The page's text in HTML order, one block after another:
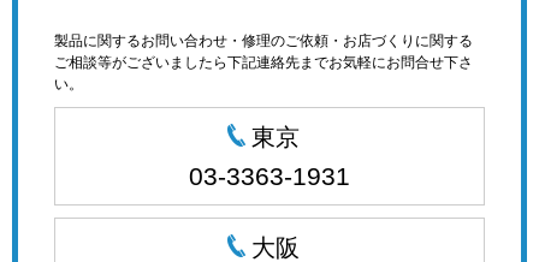
製品に関するお問い合わせ・修理のご依頼・お店づくりに関する
ご相談等がございましたら下記連絡先までお気軽にお問合せ下さ
い。
東京
03-3363-1931
大阪